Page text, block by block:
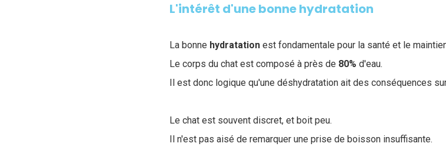
L'intérêt d'une bonne hydratation
La bonne hydratation est fondamentale pour la santé et le
Le corps du chat est composé à près de 80% d'eau.
Il est donc logique qu'une déshydratation ait des conséquences
Le chat est souvent discret, et boit peu.
Il n'est pas aisé de remarquer une prise de boisson insuffisante.